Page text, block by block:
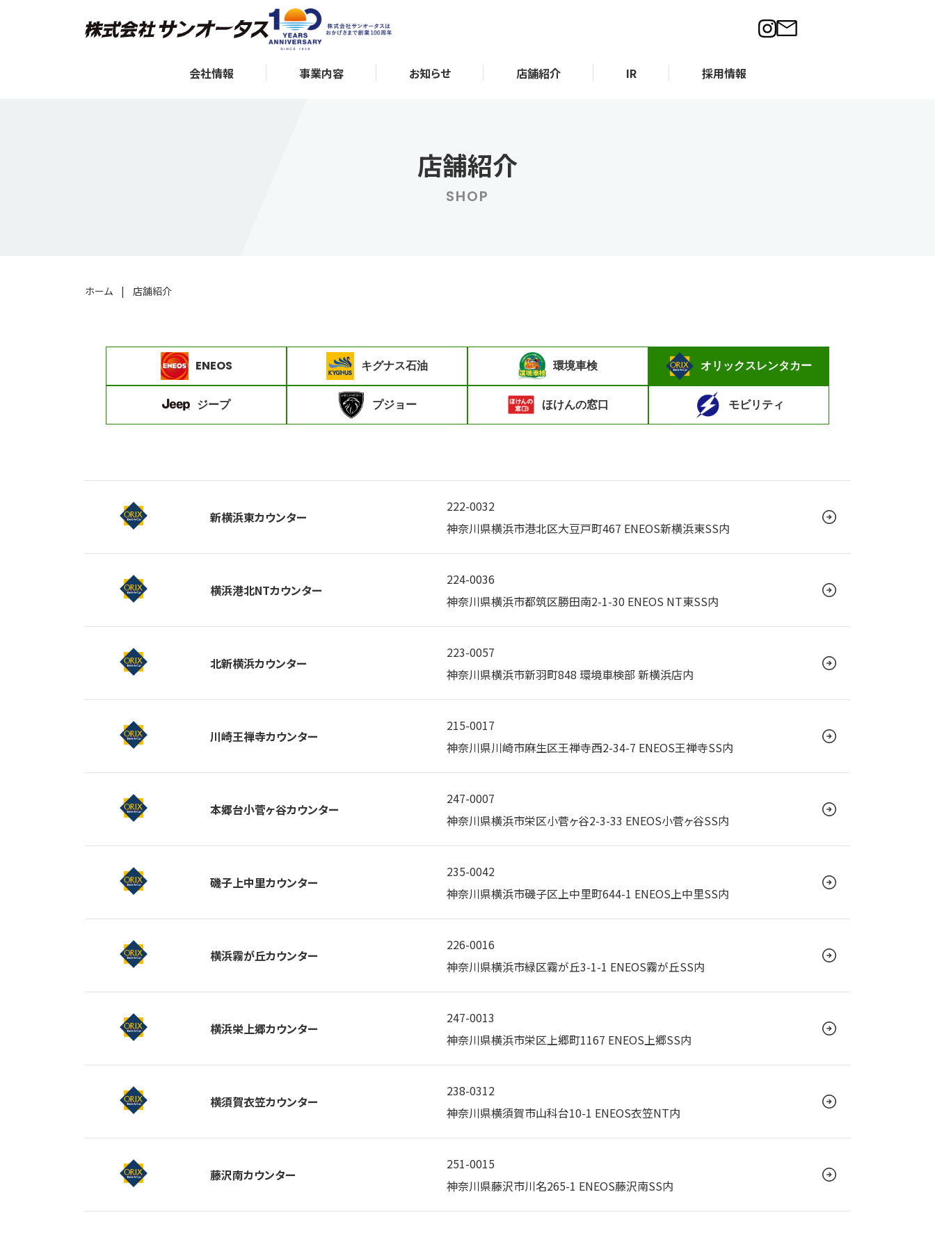
会社情報 事業内容 お知らせ 店舗紹介 IR 採用情報
店舗紹介
SHOP
ホーム | 店舗紹介
ENEOS キグナス石油 環境車検 オリックスレンタカー
ジープ プジョー ほけんの窓口 モビリティ
新横浜東カウンター
222-0032
神奈川県横浜市港北区大豆戸町467 ENEOS新横浜東SS内
横浜港北NTカウンター
224-0036
神奈川県横浜市都筑区勝田南2-1-30 ENEOS NT東SS内
北新横浜カウンター
223-0057
神奈川県横浜市新羽町848 環境車検部 新横浜店内
川崎王禅寺カウンター
215-0017
神奈川県川崎市麻生区王禅寺西2-34-7 ENEOS王禅寺SS内
本郷台小菅ヶ谷カウンター
247-0007
神奈川県横浜市栄区小菅ヶ谷2-3-33 ENEOS小菅ヶ谷SS内
磯子上中里カウンター
235-0042
神奈川県横浜市磯子区上中里町644-1 ENEOS上中里SS内
横浜霧が丘カウンター
226-0016
神奈川県横浜市緑区霧が丘3-1-1 ENEOS霧が丘SS内
横浜栄上郷カウンター
247-0013
神奈川県横浜市栄区上郷町1167 ENEOS上郷SS内
横須賀衣笠カウンター
238-0312
神奈川県横須賀市山科台10-1 ENEOS衣笠NT内
藤沢南カウンター
251-0015
神奈川県藤沢市川名265-1 ENEOS藤沢南SS内